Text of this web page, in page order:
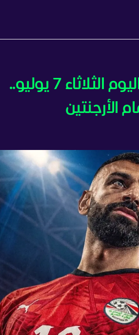
مباشر - تغطية أخبار كأس العالم 2026 اليوم الثلاثاء 7 يوليو..
الأرجنتين